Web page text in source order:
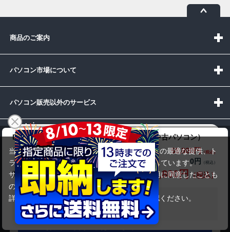
Dynabook（旧東芝）dynabook B55/ER（中古パソコン）
商品価格(税込) 59,800円
オプション小計価格(税込)
0円
商品合計価格(税込)
59,800円
在庫がありません
商品のご案内
パソコン市場について
パソコン販売以外のサービス
お問い合わせ
受付時間：10:00~19:00(休業:日曜日)
メールでの
お問い合わせはこちら
当サイトでは利用体験の向上およびコンテンツの最適な提供、ト
ラフィックの分析を目的としてCookieを使用しています。
サイトの閲覧を継続された場合、Cookieの利用に同意したことも
のといたします。
詳細については
プライバシーポリシーをご確認ください。
承諾する